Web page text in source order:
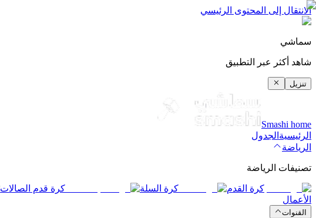
الانتقال إلى المحتوى الرئيسي
سماشي
شاهد أكثر عبر التطبيق
تنزيل
Smashi home
الرئيسية الجدول
الرياضة
تصنيفات الرياضة
كرة القدم كرة السلة كرة قدم الصالات
الأعمال
القنوات